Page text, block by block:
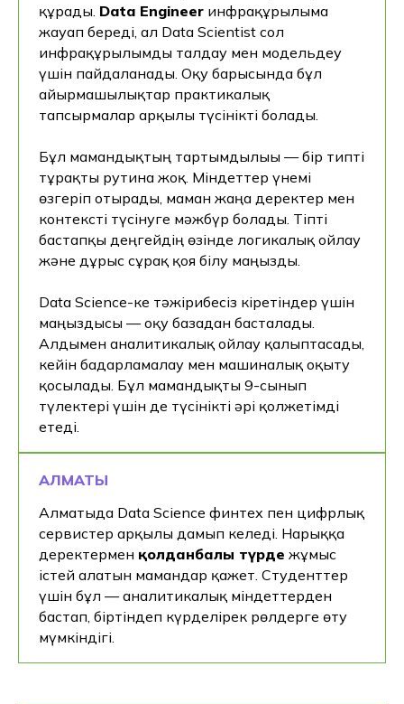
құрады. Data Engineer инфрақұрылымға
жауап береді, ал Data Scientist сол
инфрақұрылымды талдау мен модельдеу
үшін пайдаланады. Оқу барысында бұл
айырмашылықтар практикалық
тапсырмалар арқылы түсінікті болады.
Бұл мамандықтың тартымдылығы — бір типті
тұрақты рутина жоқ. Міндеттер үнемі
өзгеріп отырады, маман жаңа деректер мен
контексті түсінуге мәжбүр болады. Тіпті
бастапқы деңгейдің өзінде логикалық ойлау
және дұрыс сұрақ қоя білу маңызды.
Data Science-ке тәжірибесіз кіретіндер үшін
маңыздысы — оқу базадан басталады.
Алдымен аналитикалық ойлау қалыптасады,
кейін бағдарламалау мен машиналық оқыту
қосылады. Бұл мамандықты 9-сынып
түлектері үшін де түсінікті әрі қолжетімді
етеді.
АЛМАТЫ
Алматыда Data Science финтех пен цифрлық
сервистер арқылы дамып келеді. Нарыққа
деректермен қолданбалы түрде жұмыс
істей алатын мамандар қажет. Студенттер
үшін бұл — аналитикалық міндеттерден
бастап, біртіндеп күрделірек рөлдерге өту
мүмкіндігі.